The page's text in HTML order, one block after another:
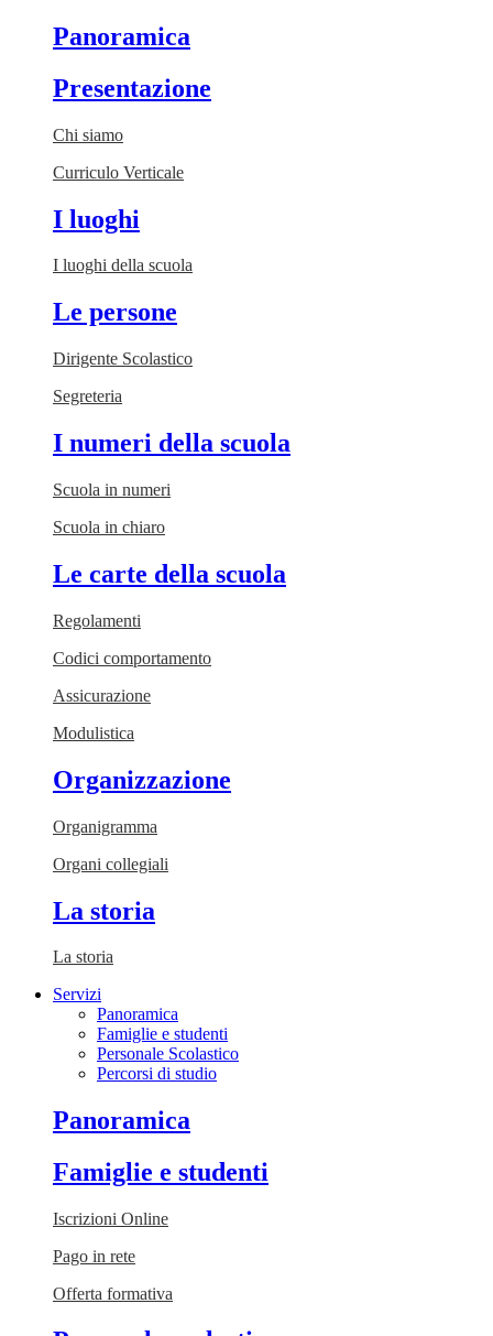
Panoramica
Presentazione
Chi siamo
Curriculo Verticale
I luoghi
I luoghi della scuola
Le persone
Dirigente Scolastico
Segreteria
I numeri della scuola
Scuola in numeri
Scuola in chiaro
Le carte della scuola
Regolamenti
Codici comportamento
Assicurazione
Modulistica
Organizzazione
Organigramma
Organi collegiali
La storia
La storia
Servizi
Panoramica
Famiglie e studenti
Personale Scolastico
Percorsi di studio
Panoramica
Famiglie e studenti
Iscrizioni Online
Pago in rete
Offerta formativa